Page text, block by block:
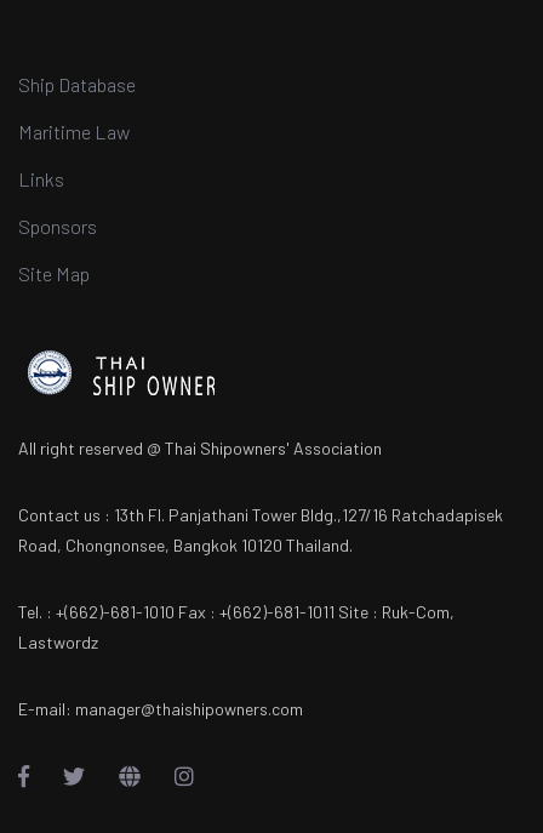
Ship Database
Maritime Law
Links
Sponsors
Site Map
All right reserved @ Thai Shipowners' Association
Contact us : 13th Fl. Panjathani Tower Bldg.,127/16 Ratchadapisek
Road, Chongnonsee, Bangkok 10120 Thailand.
Tel. : +(662)-681-1010 Fax : +(662)-681-1011 Site : Ruk-Com,
Lastwordz
E-mail: manager@thaishipowners.com